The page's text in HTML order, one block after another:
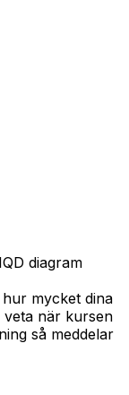
diagram
mycket dina
veta när kursen
så meddelar